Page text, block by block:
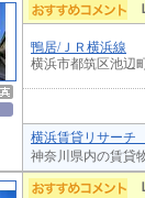
鴨居/ＪＲ横浜線
横浜市都筑区池辺
横浜賃貸リサーチ
神奈川県内の賃貸